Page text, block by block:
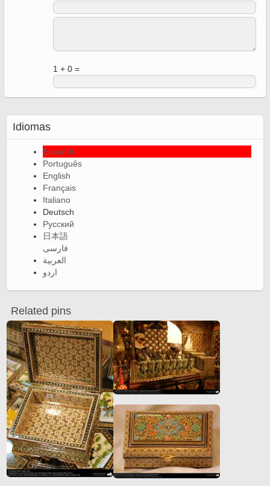
1 + 0 =
Idiomas
Español
Português
English
Français
Italiano
Deutsch
Русский
日本語
فارسی
العربية
اردو
Related pins